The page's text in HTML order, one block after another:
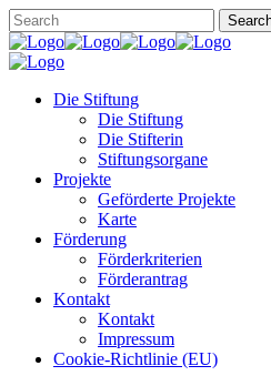
Die Stiftung
Die Stiftung
Die Stifterin
Stiftungsorgane
Projekte
Geförderte Projekte
Karte
Förderung
Förderkriterien
Förderantrag
Kontakt
Kontakt
Impressum
Cookie-Richtlinie (EU)